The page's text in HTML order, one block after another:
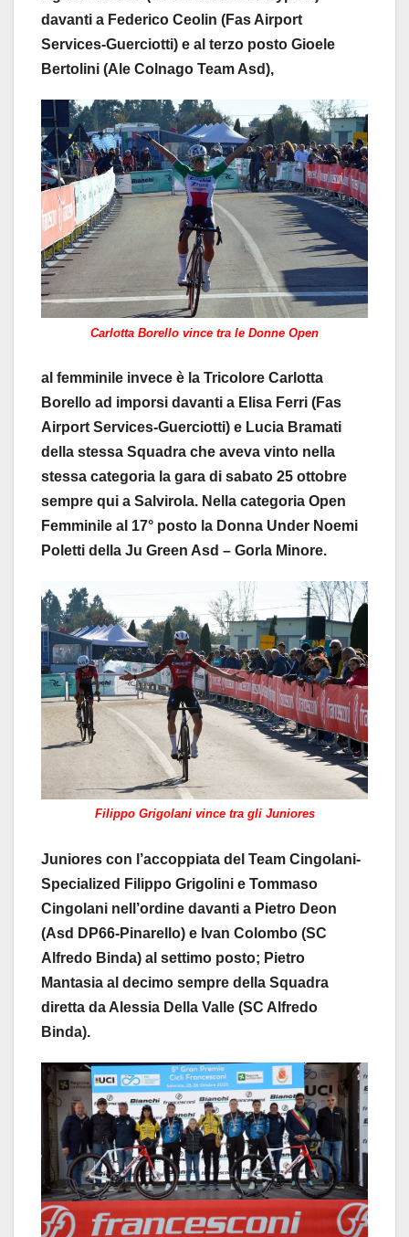
davanti a Federico Ceolin (Fas Airport
Services-Guerciotti) e al terzo posto Gioele
Bertolini (Ale Colnago Team Asd),
Carlotta Borello vince tra le Donne Open
al femminile invece è la Tricolore Carlotta
Borello ad imporsi davanti a Elisa Ferri (Fas
Airport Services-Guerciotti) e Lucia Bramati
della stessa Squadra che aveva vinto nella
stessa categoria la gara di sabato 25 ottobre
sempre qui a Salvirola. Nella categoria Open
Femminile al 17° posto la Donna Under Noemi
Poletti della Ju Green Asd – Gorla Minore.
Filippo Grigolani vince tra gli Juniores
Juniores con l’accoppiata del Team Cingolani-
Specialized Filippo Grigolini e Tommaso
Cingolani nell’ordine davanti a Pietro Deon
(Asd DP66-Pinarello) e Ivan Colombo (SC
Alfredo Binda) al settimo posto; Pietro
Mantasia al decimo sempre della Squadra
diretta da Alessia Della Valle (SC Alfredo
Binda).